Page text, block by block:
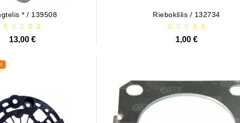
* / 139508
13,00 €
Riebokšlis / 132734
1,00 €